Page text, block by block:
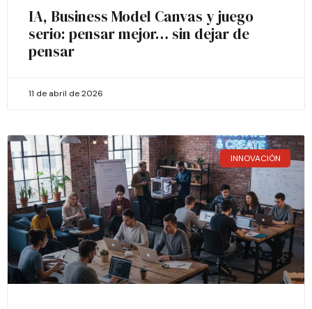
IA, Business Model Canvas y juego
serio: pensar mejor… sin dejar de
pensar
11 de abril de 2026
INNOVACIÓN